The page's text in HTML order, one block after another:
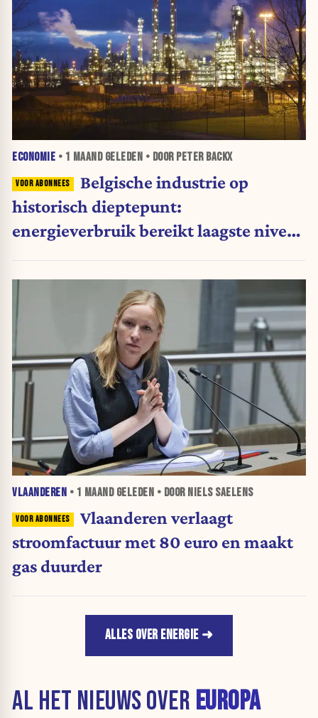
ECONOMIE • 1 MAANDGELEDEN • DOOR PETER BACKX
Belgische industrie op
historisch dieptepunt:
energieverbruik bereikt laagste niveau
VLAANDEREN • 1 MAANDGELEDEN • DOOR NIELS SAELENS
Vlaanderen verlaagt
stroomfactuur met 80 euro en maakt
gas duurder
ALLES OVER ENERGIE
AL HET NIEUWS OVER EUROPA